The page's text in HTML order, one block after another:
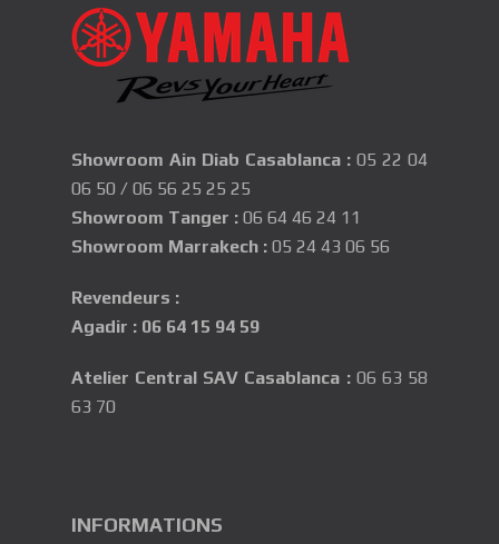
Showroom Ain Diab Casablanca : 05 22 04
06 50 / 06 56 25 25 25
Showroom Tanger : 06 64 46 24 11
Showroom Marrakech : 05 24 43 06 56
Revendeurs :
Agadir : 06 64 15 94 59
Atelier Central SAV Casablanca : 06 63 58
63 70
INFORMATIONS